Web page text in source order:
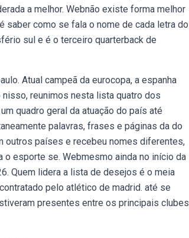
a melhor. Webnão existe forma melhor
saber como se fala o nome de cada letra do
sul e é o terceiro quarterback de
Atual campeã da eurocopa, a espanha
reunimos nesta lista quatro dos
quadro geral da atuação do país até
palavras, frases e páginas da do
outros países e recebeu nomes diferentes,
o esporte se. Webmesmo ainda no início da
Quem lidera a lista de desejos é o meia
pelo atlético de madrid. até se
presentes entre os principais clubes